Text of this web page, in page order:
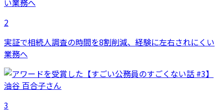
2
実証で相続人調査の時間を8割削減、経験に左右されにくい
業務へ
3